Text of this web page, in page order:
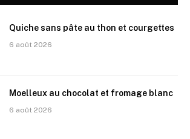
Quiche sans pâte au thon et courgettes
6 août 2026
Moelleux au chocolat et fromage blanc
6 août 2026